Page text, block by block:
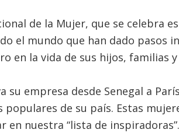
de la Mujer, que se celebra
el mundo que han dado pasos
en la vida de sus hijos, familias
su empresa desde Senegal a
populares de su país. Estas
en nuestra “lista de inspiradoras”.